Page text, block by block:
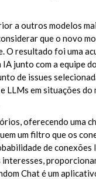
a outros modelos
que o novo
O resultado foi uma
junto com a equipe
de issues
LLMs em situações do
oferecendo uma
um filtro que os
de conexões
Chat é um